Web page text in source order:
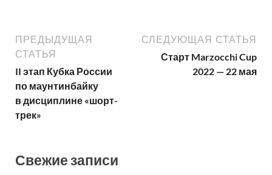
ПРЕДЫДУЩАЯ
СТАТЬЯ
II этап Кубка России
по маунтинбайку
в дисциплине «шорт-
трек»
СЛЕДУЮЩАЯ СТАТЬЯ
Старт Marzocchi Cup
2022 — 22 мая
Свежие записи